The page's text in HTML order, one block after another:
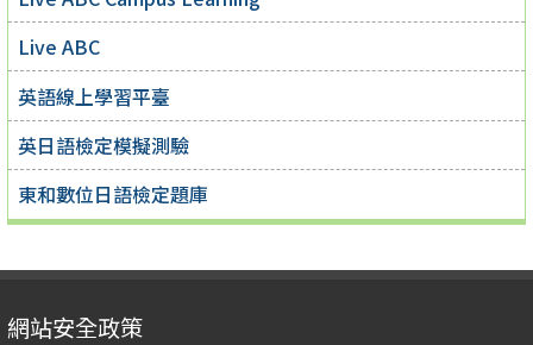
Live ABC
英語線上學習平臺
英日語檢定模擬測驗
東和數位日語檢定題庫
網站安全政策